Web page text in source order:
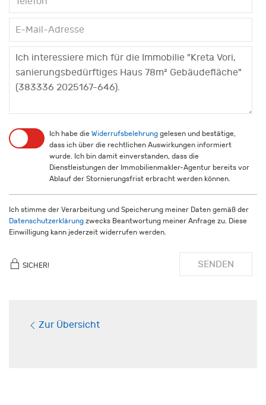
Ich habe die Widerrufsbelehrung gelesen und bestätige,
dass ich über die rechtlichen Auswirkungen informiert
wurde. Ich bin damit einverstanden, dass die
Dienstleistungen der Immobilienmakler-Agentur bereits vor
Ablauf der Stornierungsfrist erbracht werden können.
Ich stimme der Verarbeitung und Speicherung meiner Daten gemäß der
Datenschutzerklärung zwecks Beantwortung meiner Anfrage zu. Diese
Einwilligung kann jederzeit widerrufen werden.
SICHER! SENDEN
Zur Übersicht